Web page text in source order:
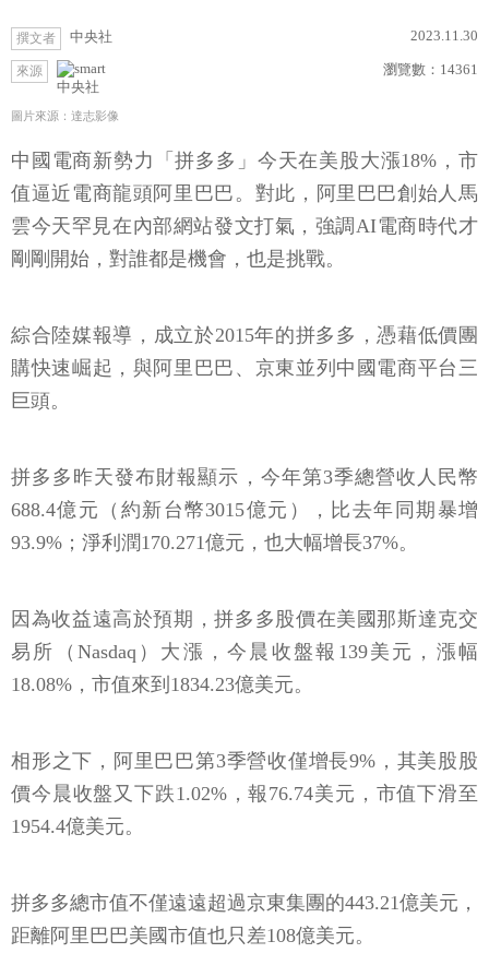
撰文者 中央社 2023.11.30
來源
中央社
瀏覽數： 14361
圖片來源：達志影像
中國電商新勢力「拼多多」今天在美股大漲18%，市
值逼近電商龍頭阿里巴巴。對此，阿里巴巴創始人馬
雲今天罕見在內部網站發文打氣，強調AI電商時代才
剛剛開始，對誰都是機會，也是挑戰。
綜合陸媒報導，成立於2015年的拼多多，憑藉低價團
購快速崛起，與阿里巴巴、京東並列中國電商平台三
巨頭。
拼多多昨天發布財報顯示，今年第3季總營收人民幣
688.4億元（約新台幣3015億元），比去年同期暴增
93.9%；淨利潤170.271億元，也大幅增長37%。
因為收益遠高於預期，拼多多股價在美國那斯達克交
易所（Nasdaq）大漲，今晨收盤報139美元，漲幅
18.08%，市值來到1834.23億美元。
相形之下，阿里巴巴第3季營收僅增長9%，其美股股
價今晨收盤又下跌1.02%，報76.74美元，市值下滑至
1954.4億美元。
拼多多總市值不僅遠遠超過京東集團的443.21億美元，
距離阿里巴巴美國市值也只差108億美元。